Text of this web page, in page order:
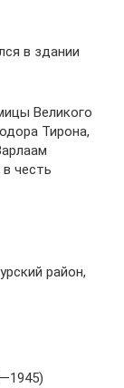
в здании
Великого
Тирона,
честь
район,